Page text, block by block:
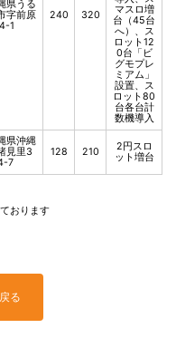
県うる
字前原
1
240 320
マスロ増
台（45台
へ）、ス
ロット12
0台「ビ
グモプレ
ミアム」
設置、ス
ロット80
台各台計
数機導入
県沖縄
見里3
7
128 210
2円スロ
ット増台
おります
る